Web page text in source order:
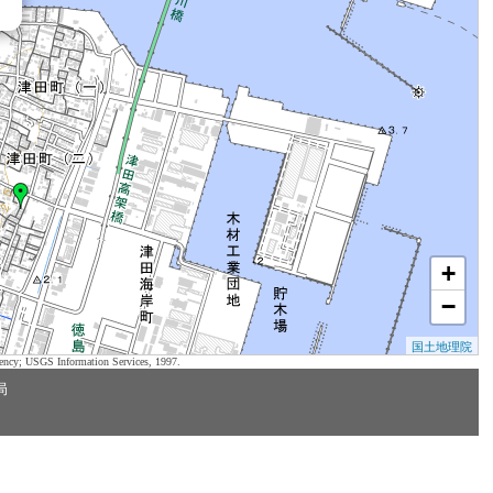
+
−
国土地理院
USGS Information Services, 1997.